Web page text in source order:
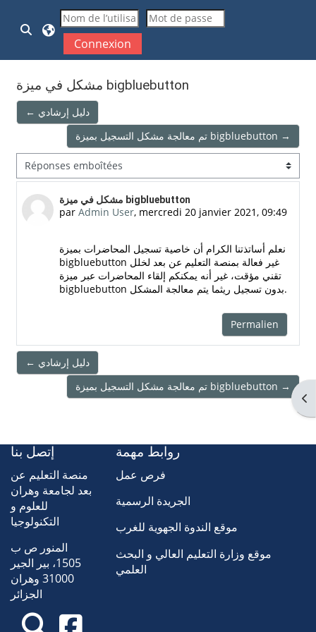
Passer au contenu principal
Activer/désactiver la saisie de recherche
Connexion
مشكل في ميزة bigbluebutton
← دليل إرشادي
تم معالجة مشكل التسجيل بميزة bigbluebutton →
Type d’affichage
مشكل في ميزة bigbluebutton
par Admin User, mercredi 20 janvier 2021, 09:49
Nombre de réponses : 0
نعلم أساتذتنا الكرام أن خاصية تسجيل المحاضرات بميزة
bigbluebutton غير فعالة بمنصة التعليم عن بعد لخلل
تقني مؤقت، غير أنه يمكنكم إلقاء المحاضرات عبر ميزة
bigbluebutton بدون تسجيل ريثما يتم معالجة المشكل.
Permalien
← دليل إرشادي
تم معالجة مشكل التسجيل بميزة bigbluebutton →
إتصل بنا
منصة التعليم عن
بعد لجامعة وهران
للعلوم و
التكنولوجيا
المنور ص ب
1505، بير الجير
31000 وهران
الجزائر
روابط مهمة
فرص عمل
الجريدة الرسمية
موقع الندوة الجهوية للغرب
موقع وزارة التعليم العالي و البحث
العلمي